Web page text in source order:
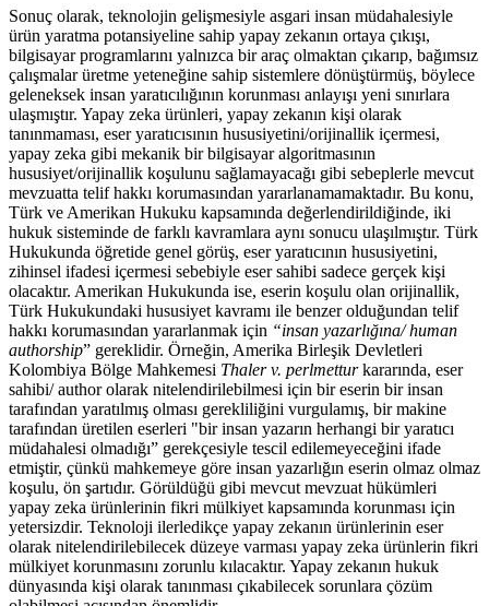
Sonuç olarak, teknolojin gelişmesiyle asgari insan müdahalesiyle
ürün yaratma potansiyeline sahip yapay zekanın ortaya çıkışı,
bilgisayar programlarını yalnızca bir araç olmaktan çıkarıp, bağımsız
çalışmalar üretme yeteneğine sahip sistemlere dönüştürmüş, böylece
geleneksek insan yaratıcılığının korunması anlayışı yeni sınırlara
ulaşmıştır. Yapay zeka ürünleri, yapay zekanın kişi olarak
tanınmaması, eser yaratıcısının hususiyetini/orijinallik içermesi,
yapay zeka gibi mekanik bir bilgisayar algoritmasının
hususiyet/orijinallik koşulunu sağlamayacağı gibi sebeplerle mevcut
mevzuatta telif hakkı korumasından yararlanamamaktadır. Bu konu,
Türk ve Amerikan Hukuku kapsamında değerlendirildiğinde, iki
hukuk sisteminde de farklı kavramlara aynı sonucu ulaşılmıştır. Türk
Hukukunda öğretide genel görüş, eser yaratıcının hususiyetini,
zihinsel ifadesi içermesi sebebiyle eser sahibi sadece gerçek kişi
olacaktır. Amerikan Hukukunda ise, eserin koşulu olan orijinallik,
Türk Hukukundaki hususiyet kavramı ile benzer olduğundan telif
hakkı korumasından yararlanmak için “insan yazarlığına/ human
authorship” gereklidir. Örneğin, Amerika Birleşik Devletleri
Kolombiya Bölge Mahkemesi Thaler v. perlmetturkararında, eser
sahibi/ author olarak nitelendirilebilmesi için bir eserin bir insan
tarafından yaratılmış olması gerekliliğini vurgulamış, bir makine
tarafından üretilen eserleri "bir insan yazarın herhangi bir yaratıcı
müdahalesi olmadığı” gerekçesiyle tescil edilemeyeceğini ifade
etmiştir, çünkü mahkemeye göre insan yazarlığın eserin olmaz olmaz
koşulu, ön şartıdır. Görüldüğü gibi mevcut mevzuat hükümleri
yapay zeka ürünlerinin fikri mülkiyet kapsamında korunması için
yetersizdir. Teknoloji ilerledikçe yapay zekanın ürünlerinin eser
olarak nitelendirilebilecek düzeye varması yapay zeka ürünlerin fikri
mülkiyet korunmasını zorunlu kılacaktır. Yapay zekanın hukuk
dünyasında kişi olarak tanınması çıkabilecek sorunlara çözüm